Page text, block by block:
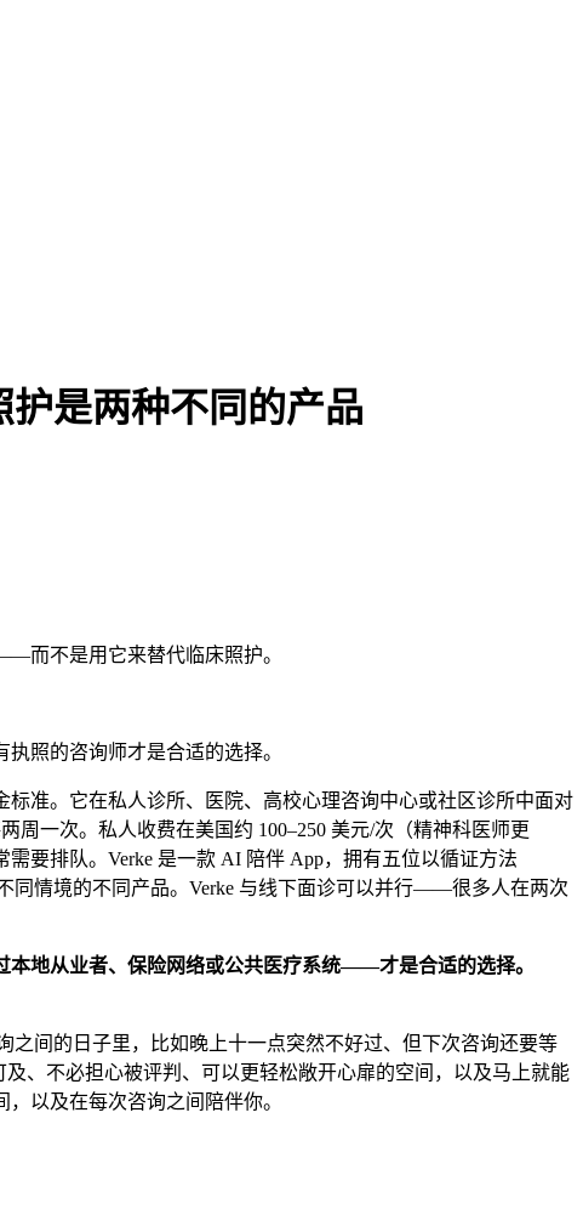
是两种不同的产品
而不是用它来替代临床照护。
照的咨询师才是合适的选择。
准。它在私人诊所、医院、高校心理咨询中心或社区诊所中面对
周一次。私人收费在美国约 100–250 美元/次（精神科医师更
要排队。Verke 是一款 AI 陪伴 App，拥有五位以循证方法
不同情境的不同产品。Verke 与线下面诊可以并行——很多人在两次
地从业者、保险网络或公共医疗系统——才是合适的选择。
间的日子里，比如晚上十一点突然不好过、但下次咨询还要等
、不必担心被评判、可以更轻松敞开心扉的空间，以及马上就能
以及在每次咨询之间陪伴你。